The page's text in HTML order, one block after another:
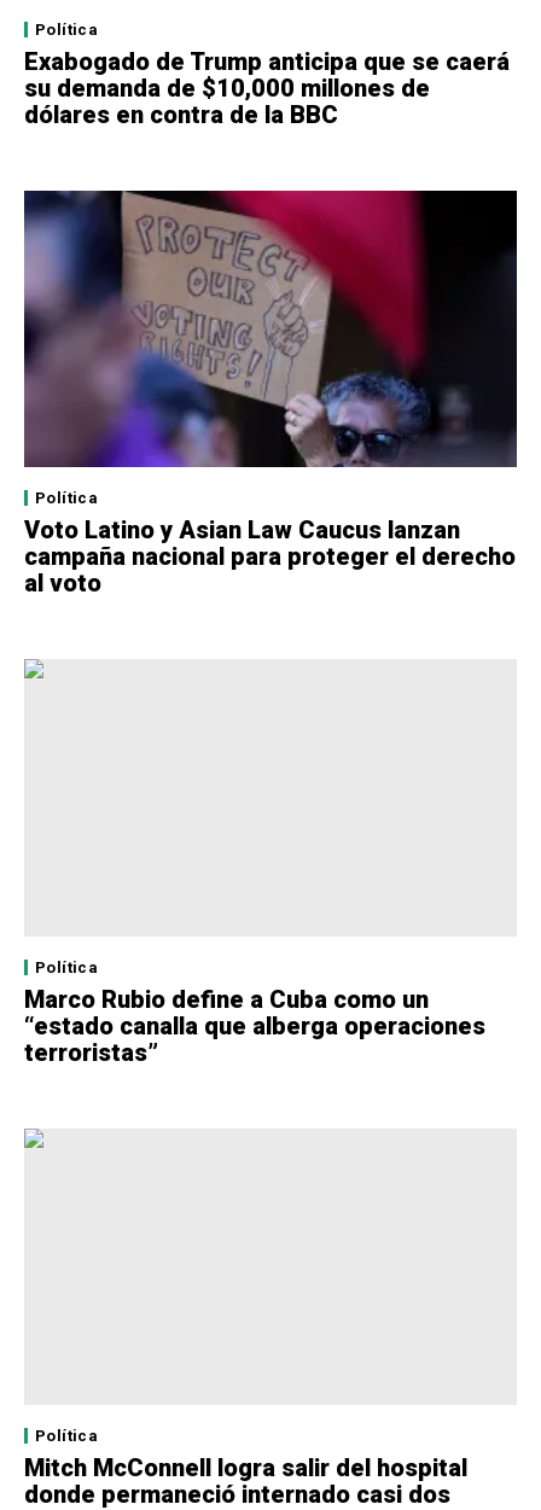
Política
Exabogado de Trump anticipa que se caerá
su demanda de $10,000 millones de
dólares en contra de la BBC
Política
Voto Latino y Asian Law Caucus lanzan
campaña nacional para proteger el derecho
al voto
Política
Marco Rubio define a Cuba como un
“estado canalla que alberga operaciones
terroristas”
Política
Mitch McConnell logra salir del hospital
donde permaneció internado casi dos